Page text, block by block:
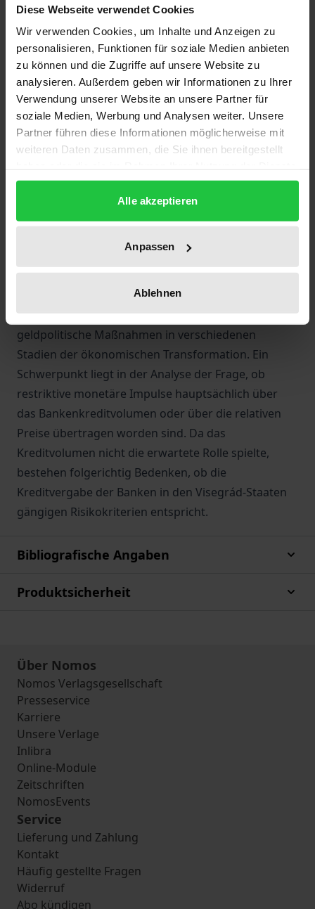
Diese Webseite verwendet Cookies
Wir verwenden Cookies, um Inhalte und Anzeigen zu
personalisieren, Funktionen für soziale Medien anbieten
zu können und die Zugriffe auf unsere Website zu
analysieren. Außerdem geben wir Informationen zu Ihrer
Verwendung unserer Website an unsere Partner für
soziale Medien, Werbung und Analysen weiter. Unsere
Partner führen diese Informationen möglicherweise mit
weiteren Daten zusammen, die Sie ihnen bereitgestellt
gesammelt haben.
Alle akzeptieren
Anpassen
Ablehnen
Finanzsysteme in der früheren Tschechoslowakei,
Ungarn und Polen tiefgreifenden Reformen
unterzogen. Mittlerweile sind diese sogenannten
Visegrád-Länder zunehmend in die internationalen
Finanzmärkte integriert worden. Deutliche
Kennzeichen hierfür sind Währungskonvertibilität,
ein liberalisierter Kapitalverkehr sowie der Wechsel
von festen zu flexiblen Wechselkursregimen. Eine
Hauptaufgabe dieser Länder bestand darin, ein
Impulse effektiv auf die sich ständig ändernden
finanziellen und realen Sektoren übertragen. Der
vorliegende Band behandelt die Transformation des
Bankensektors der Visegrád-Länder und deren
geldpolitische Maßnahmen in verschiedenen
Stadien der ökonomischen Transformation. Ein
Schwerpunkt liegt in der Analyse der Frage, ob
restriktive monetäre Impulse hauptsächlich über
das Bankenkreditvolumen oder über die relativen
Preise übertragen worden sind. Da das
Kreditvolumen nicht die erwartete Rolle spielte,
bestehen folgerichtig Bedenken, ob die
Kreditvergabe der Banken in den Visegrád-Staaten
gängigen Risikokriterien entspricht.
Bibliografische Angaben
Produktsicherheit
Über Nomos
Nomos Verlagsgesellschaft
Presseservice
Karriere
Unsere Verlage
Inlibra
Online-Module
Zeitschriften
NomosEvents
Service
Lieferung und Zahlung
Kontakt
Häufig gestellte Fragen
Widerruf
Abo kündigen